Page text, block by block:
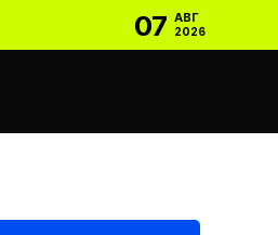
07 АВГ
2026